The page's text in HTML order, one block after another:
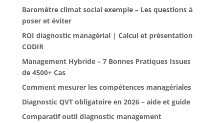
Baromètre climat social exemple – Les questions à
poser et éviter
ROI diagnostic managérial | Calcul et présentation
CODIR
Management Hybride – 7 Bonnes Pratiques Issues
de 4500+ Cas
Comment mesurer les compétences managériales
Diagnostic QVT obligatoire en 2026 – aide et guide
Comparatif outil diagnostic management